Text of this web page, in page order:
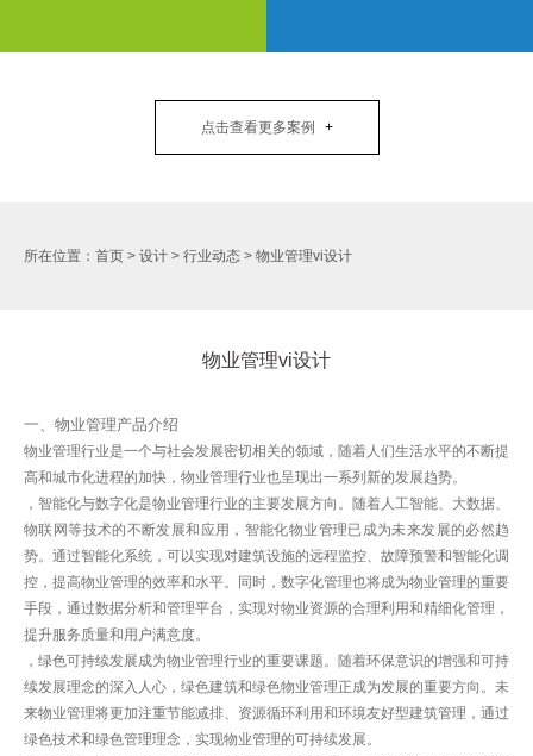
点击查看更多案例
所在位置： 首页 > 设计 > 行业动态 > 物业管理vi设计
物业管理vi设计
一、物业管理产品介绍
物业管理行业是一个与社会发展密切相关的领域，随着人们生活水平的不断提
高和城市化进程的加快，物业管理行业也呈现出一系列新的发展趋势。
，智能化与数字化是物业管理行业的主要发展方向。随着人工智能、大数据、
物联网等技术的不断发展和应用，智能化物业管理已成为未来发展的必然趋
势。通过智能化系统，可以实现对建筑设施的远程监控、故障预警和智能化调
控，提高物业管理的效率和水平。同时，数字化管理也将成为物业管理的重要
手段，通过数据分析和管理平台，实现对物业资源的合理利用和精细化管理，
提升服务质量和用户满意度。
，绿色可持续发展成为物业管理行业的重要课题。随着环保意识的增强和可持
续发展理念的深入人心，绿色建筑和绿色物业管理正成为发展的重要方向。未
来物业管理将更加注重节能减排、资源循环利用和环境友好型建筑管理，通过
绿色技术和绿色管理理念，实现物业管理的可持续发展。